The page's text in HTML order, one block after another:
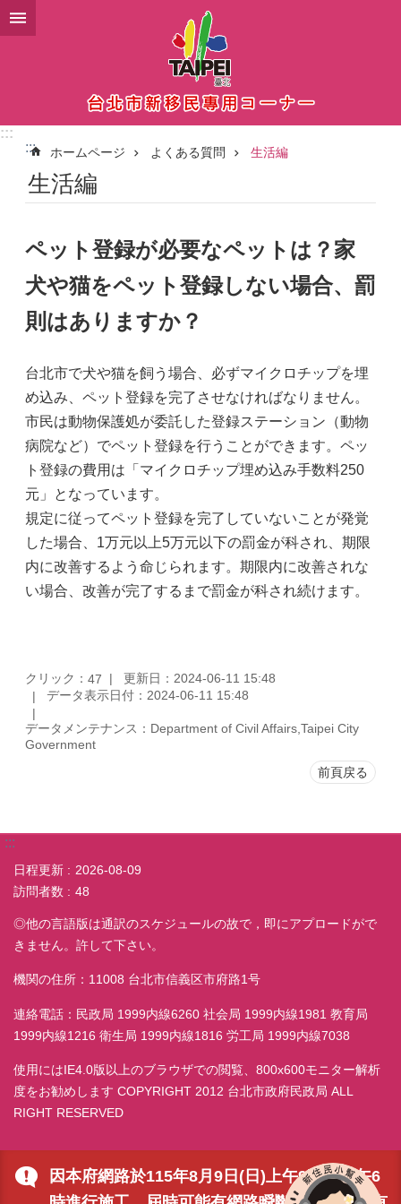
メインコンテンツブロックにスキップ
:::
因本府網路於115年8月9日(日)上午9時至下午6
::: ホームページ よくある質問 生活編
生活編
ペット登録が必要なペットは？家
犬や猫をペット登録しない場合、罰
則はありますか？
台北市で犬や猫を飼う場合、必ずマイクロチップを埋
め込み、ペット登録を完了させなければなりません。
市民は動物保護処が委託した登録ステーション（動物
病院など）でペット登録を行うことができます。ペッ
ト登録の費用は「マイクロチップ埋め込み手数料250
元」となっています。
規定に従ってペット登録を完了していないことが発覚
した場合、1万元以上5万元以下の罰金が科され、期限
内に改善するよう命じられます。期限内に改善されな
い場合、改善が完了するまで罰金が科され続けます。
クリック： 47
更新日：2024-06-11 15:48
データ表示日付：2024-06-11 15:48
データメンテナンス：Department of Civil Affairs,Taipei City
Government
前頁戻る
:::
日程更新
2026-08-09
訪問者数
48
◎他の言語版は通訳のスケジュールの故で，即にアプロードがで
きません。許して下さい。
機関の住所：11008 台北市信義区市府路1号
連絡電話：民政局 1999内線6260 社会局 1999内線1981 教育局
1999内線1216 衛生局 1999内線1816 労工局 1999内線7038
使用にはIE4.0版以上のブラウザでの閲覧、800x600モニター解析
度をお勧めします COPYRIGHT 2012 台北市政府民政局 ALL
RIGHT RESERVED